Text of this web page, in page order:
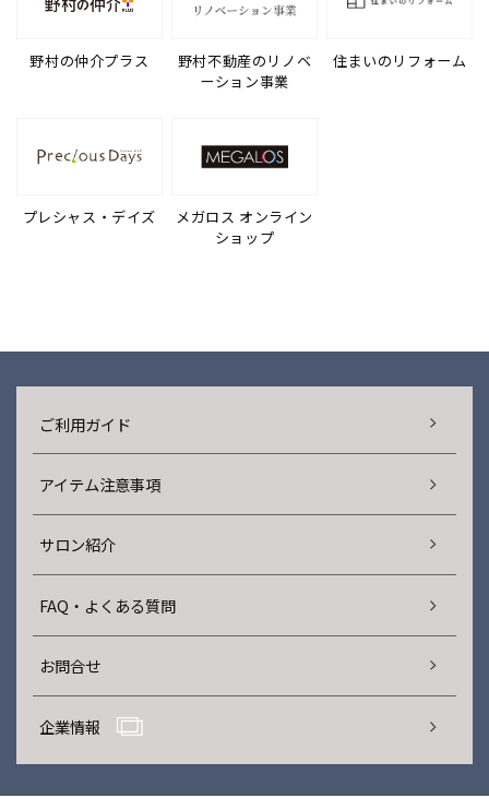
野村の仲介プラス
野村不動産のリノベ
ーション事業
住まいのリフォーム
プレシャス・デイズ
メガロス オンライン
ショップ
ご利用ガイド
アイテム注意事項
サロン紹介
FAQ・よくある質問
お問合せ
企業情報